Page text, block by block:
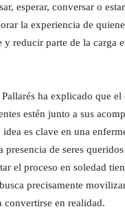
esperar, conversar o
la experiencia de
y reducir parte de la carga
ha explicado que el
estén junto a sus
es clave en una
de seres
el proceso en soledad
precisamente
convertirse en realidad.